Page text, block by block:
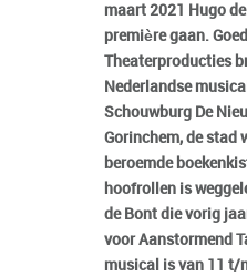
maart 2021 Hugo
première gaan.
Theaterproducties
Nederlandse
Schouwburg De
Gorinchem, de stad
beroemde
hoofrollen is
de Bont die vorig
voor Aanstormend
musical is van 11 t/